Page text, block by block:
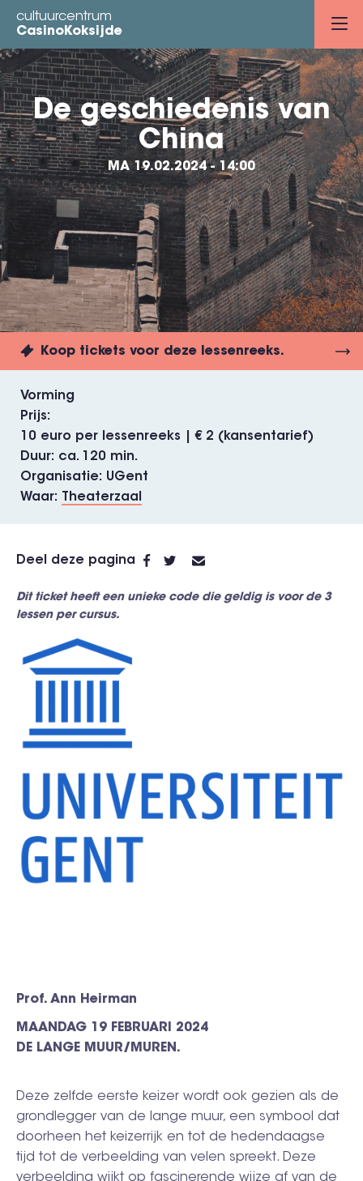
Overslaan
naar
de
inhoud
gaan
cultuurcentrum
CasinoKoksijde
De geschiedenis van
China
MA 19.02.2024 - 14:00
Koop tickets voor deze lessenreeks.
Vorming
Prijs
10 euro per lessenreeks | € 2 (kansentarief)
Duur
ca. 120 min.
Organisatie
UGent
Waar
Theaterzaal
Deel deze pagina
Dit ticket heeft een unieke code die geldig is voor de 3
lessen per cursus.
Prof. Ann Heirman
MAANDAG 19 FEBRUARI 2024
DE LANGE MUUR/MUREN.
Deze zelfde eerste keizer wordt ook gezien als de
grondlegger van de lange muur, een symbool dat
doorheen het keizerrijk en tot de hedendaagse
tijd tot de verbeelding van velen spreekt. Deze
verbeelding wijkt op fascinerende wijze af van de